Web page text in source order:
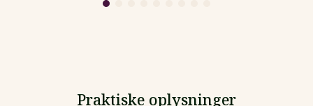
Praktiske oplysninger